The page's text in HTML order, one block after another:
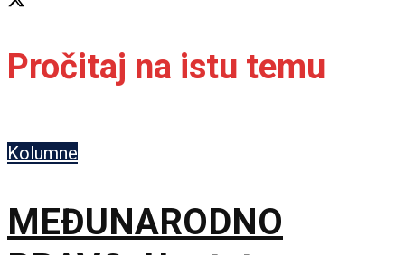
Pročitaj na istu temu
Kolumne
MEĐUNARODNO